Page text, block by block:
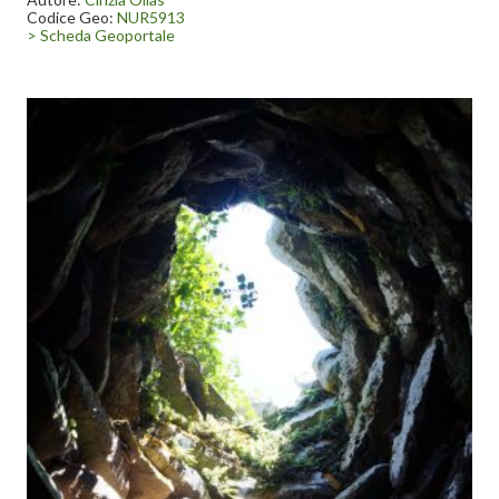
che cingeva il complesso.
Codice Geo: NUR5913
> Scheda Geoportale